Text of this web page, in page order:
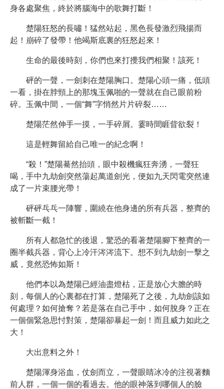
身各處聚焦，終於將腦海中的歌舞打斷！
楚陽狂怒的長嘯！猛然站起，黑色長發激烈飛揚而
起！崩碎了發帶！他竭斯底裏的狂怒起來！
生命的最後時刻，你們也來打攪我們相聚！該死！
砰的一聲，一劍刺在楚陽胸口。楚陽心頭一痛，低頭
一看，掛在脖頸上的那塊玉佩啪的一聲就在自己眼前粉
碎。玉佩中間，一個“舞”字悄然片片碎裂……
楚陽茫然伸手一摸，一手碎屑。霎時間睚眥欲裂！
這是輕舞留給自己唯一的紀念啊！
“殺！”楚陽驀然抬頭，眼中殺機瘋狂奔湧，一聲狂
喝，手中九劫劍突然蕩起萬道劍光，便如九天閃電突然連
成了一片束腰光帶！
砰砰乓乓一陣響，圍繞在他身邊的所有兵器，整齊的
被斬斷一截！
所有人都急忙的後退，驚恐的看著楚陽腳下整齊的一
圈半截兵器，背心上冷汗涔涔流下。想不到九劫劍一擊之
威，竟然恐怖如斯！
他們本以為楚陽已經油盡燈枯，正是放心大膽的時
刻，每個人的心裏都在打算，楚陽死了之後，九劫劍該如
何處理？如何搶奪？若是落在自己手中，如何脫身？正在
一個個緊急思忖對策，楚陽卻暴起一劍！而且威力如此之
大！
大出意料之外！
楚陽渾身浴血，仗劍而立，一聲眼睛冰冷的注視著麵
前人群，一個一個的看過去。他的眼神落到哪個人的臉